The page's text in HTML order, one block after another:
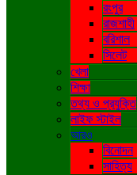
রংপুর
রাজশাহী
বরিশাল
সিলেট
খেলা
শিক্ষা
তথ্য ও প্রযুক্তি
লাইফ স্টাইল
আরও
বিনোদন
সাহিত্য